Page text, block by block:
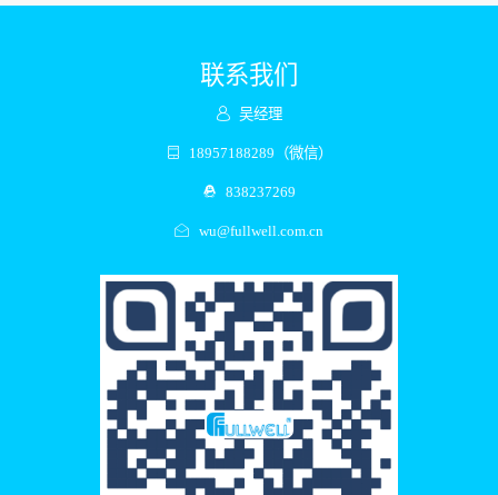
联系我们
吴经理
18957188289（微信）
838237269
wu@fullwell.com.cn